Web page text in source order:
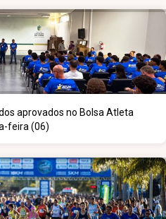
aprovados no Bolsa Atleta
feira (06)